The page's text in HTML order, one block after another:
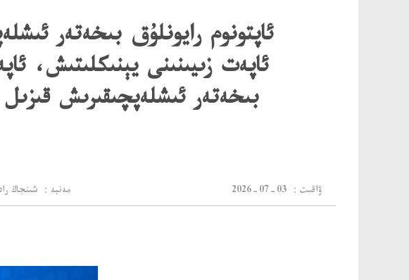
ئاپتونوم رايونلۇق بىخەتەر
ئاپەت زىيىنىنى يېنىكلىتىش،
بىخەتەر ئىشلەپچىقىرىش
2026-07-03 ：ۋاقىت مەنبە： شىنجاڭ